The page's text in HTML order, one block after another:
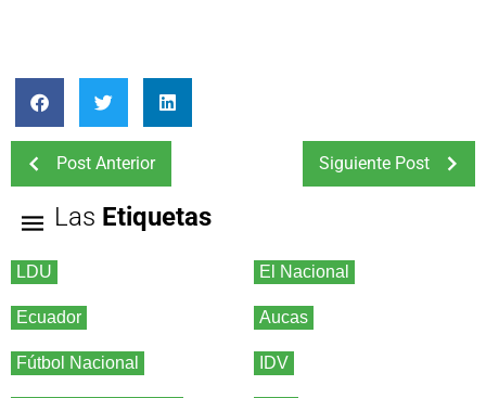
Post Anterior Siguiente Post
Las Etiquetas
LDU El Nacional
Ecuador Aucas
Fútbol Nacional IDV